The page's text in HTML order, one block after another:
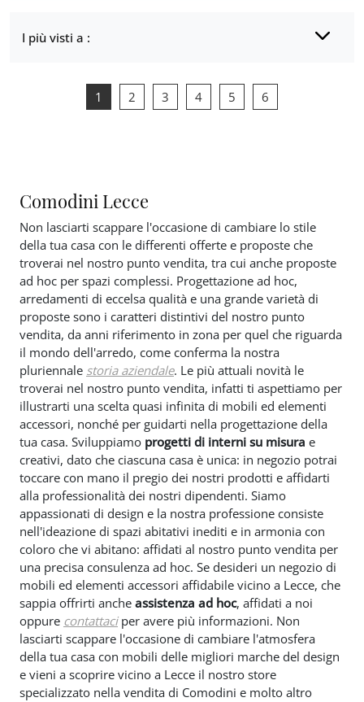
I più visti a :
1 2 3 4 5 6
Comodini Lecce
Non lasciarti scappare l'occasione di cambiare lo stile
della tua casa con le differenti offerte e proposte che
troverai nel nostro punto vendita, tra cui anche proposte
ad hoc per spazi complessi. Progettazione ad hoc,
arredamenti di eccelsa qualità e una grande varietà di
proposte sono i caratteri distintivi del nostro punto
vendita, da anni riferimento in zona per quel che riguarda
il mondo dell'arredo, come conferma la nostra
pluriennale storia aziendale. Le più attuali novità le
troverai nel nostro punto vendita, infatti ti aspettiamo per
illustrarti una scelta quasi infinita di mobili ed elementi
accessori, nonché per guidarti nella progettazione della
tua casa. Sviluppiamo progetti di interni su misura e
creativi, dato che ciascuna casa è unica: in negozio potrai
toccare con mano il pregio dei nostri prodotti e affidarti
alla professionalità dei nostri dipendenti. Siamo
appassionati di design e la nostra professione consiste
nell'ideazione di spazi abitativi inediti e in armonia con
coloro che vi abitano: affidati al nostro punto vendita per
una precisa consulenza ad hoc. Se desideri un negozio di
mobili ed elementi accessori affidabile vicino a Lecce, che
sappia offrirti anche assistenza ad hoc, affidati a noi
oppure contattaciper avere più informazioni. Non
lasciarti scappare l'occasione di cambiare l'atmosfera
della tua casa con mobili delle migliori marche del design
e vieni a scoprire vicino a Lecce il nostro store
specializzato nella vendita di Comodini e molto altro